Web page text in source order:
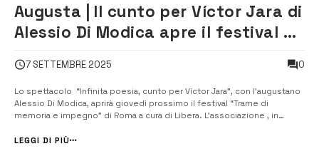
Augusta | Il cunto per Víctor Jara di
Alessio Di Modica apre il festival su
7 SETTEMBRE 2025 0
Lo spettacolo “Infinita poesia, cunto per Víctor Jara”, con l’augustano
Alessio Di Modica, aprirà giovedì prossimo il festival “Trame di
memoria e impegno” di Roma a cura di Libera. L’associazione , in
1973, propone una serata di memoria e riflessione attraver...
LEGGI DI PIÙ